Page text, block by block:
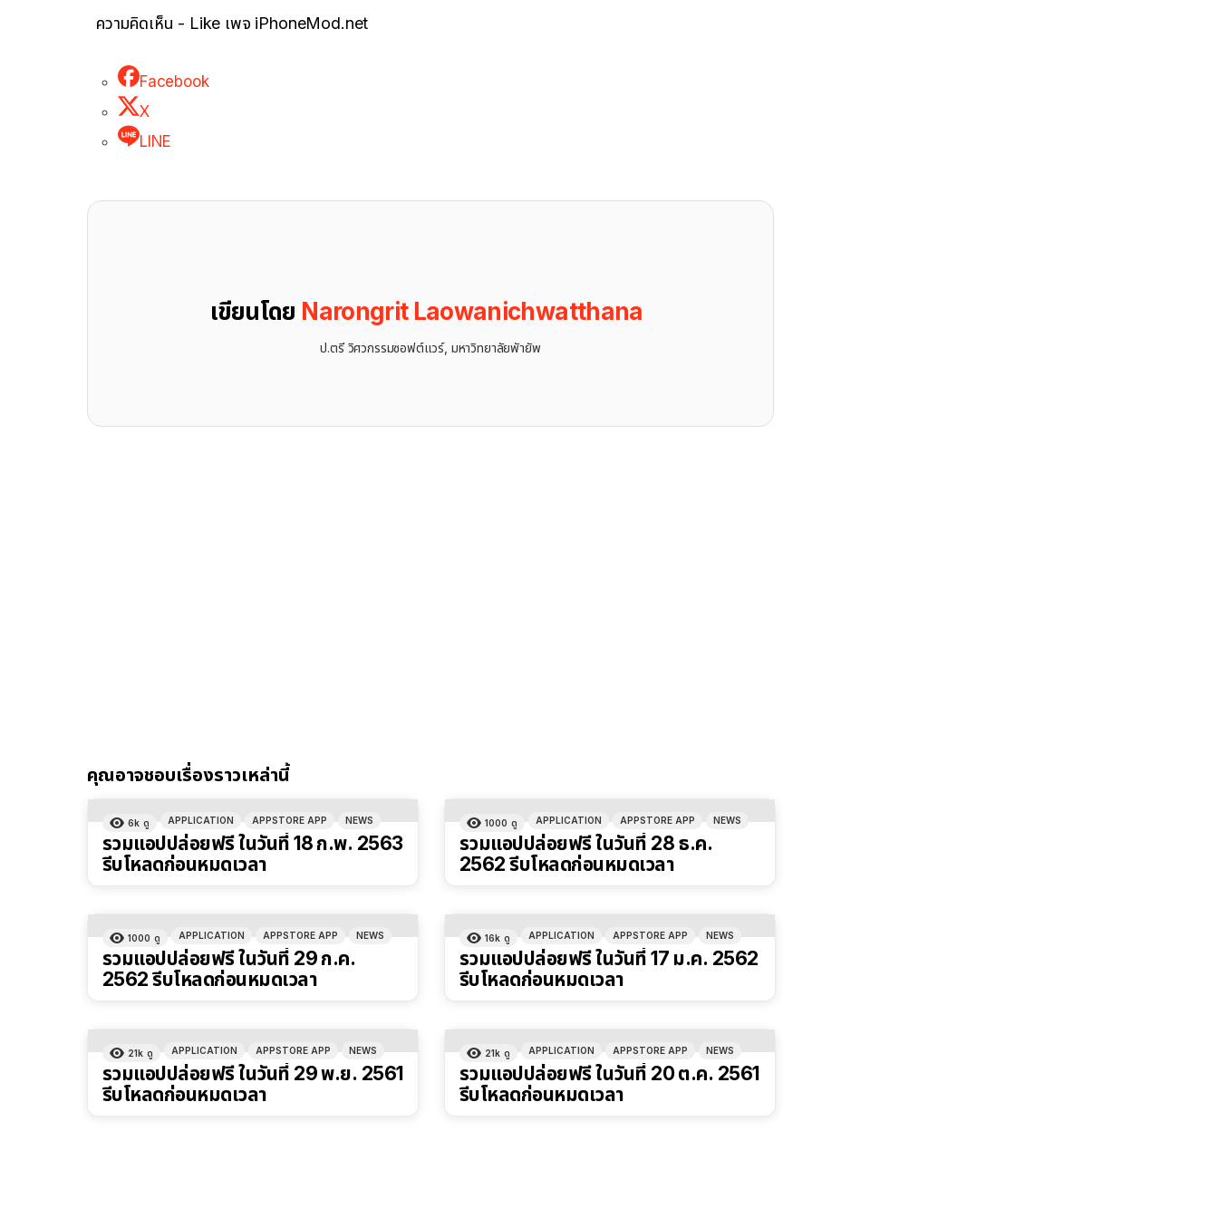
ความคิดเห็น - Like เพจ iPhoneMod.net
Facebook
X
LINE
เขียนโดย Narongrit Laowanichwatthana
ป.ตรี วิศวกรรมซอฟต์แวร์, มหาวิทยาลัยพัายัพ
คุณอาจชอบเรื่องราวเหล่านี้
6k ดู APPLICATION APPSTORE APP NEWS
รวมแอปปล่อยฟรี ในวันที่ 18 ก.พ. 2563
รีบโหลดก่อนหมดเวลา
1000 ดู APPLICATION APPSTORE APP NEWS
รวมแอปปล่อยฟรี ในวันที่ 28 ธ.ค.
2562 รีบโหลดก่อนหมดเวลา
1000 ดู APPLICATION APPSTORE APP NEWS
รวมแอปปล่อยฟรี ในวันที่ 29 ก.ค.
2562 รีบโหลดก่อนหมดเวลา
16k ดู APPLICATION APPSTORE APP NEWS
รวมแอปปล่อยฟรี ในวันที่ 17 ม.ค. 2562
รีบโหลดก่อนหมดเวลา
21k ดู APPLICATION APPSTORE APP NEWS
รวมแอปปล่อยฟรี ในวันที่ 29 พ.ย. 2561
รีบโหลดก่อนหมดเวลา
21k ดู APPLICATION APPSTORE APP NEWS
รวมแอปปล่อยฟรี ในวันที่ 20 ต.ค. 2561
รีบโหลดก่อนหมดเวลา